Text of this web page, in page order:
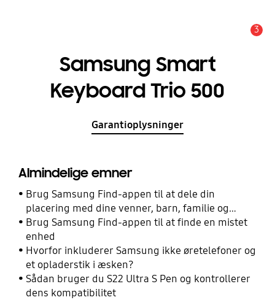
3
Samsung Smart
Keyboard Trio 500
Garantioplysninger
Almindelige emner
Brug Samsung Find-appen til at dele din
placering med dine venner, barn, familie og
andre kontakter
Brug Samsung Find-appen til at finde en mistet
enhed
Hvorfor inkluderer Samsung ikke øretelefoner og
et opladerstik i æsken?
Sådan bruger du S22 Ultra S Pen og kontrollerer
dens kompatibilitet